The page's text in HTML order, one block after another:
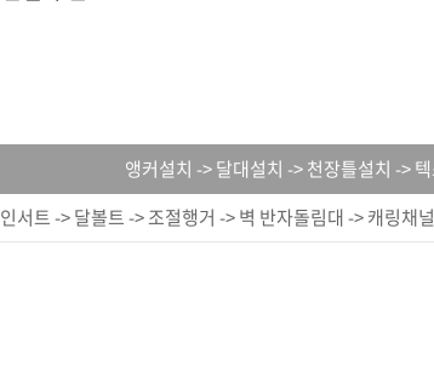
앵커설치 -> 달대설치 -> 천장틀설치 ->
인서트 -> 달볼트 -> 조절행거 -> 벽 반자돌림대 -> 캐링채